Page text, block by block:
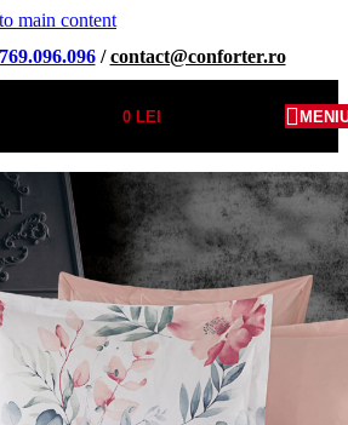
main content
/contact@conforter.ro
0LEI